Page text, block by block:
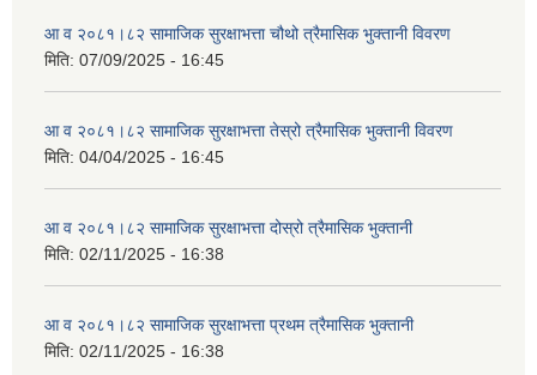
आ व २०८१।८२ सामाजिक सुरक्षाभत्ता चौथो त्रैमासिक भुक्तानी विवरण
मिति: 07/09/2025 - 16:45
आ व २०८१।८२ सामाजिक सुरक्षाभत्ता तेस्रो त्रैमासिक भुक्तानी विवरण
मिति: 04/04/2025 - 16:45
आ व २०८१।८२ सामाजिक सुरक्षाभत्ता दोस्रो त्रैमासिक भुक्तानी
मिति: 02/11/2025 - 16:38
आ व २०८१।८२ सामाजिक सुरक्षाभत्ता प्रथम त्रैमासिक भुक्तानी
मिति: 02/11/2025 - 16:38